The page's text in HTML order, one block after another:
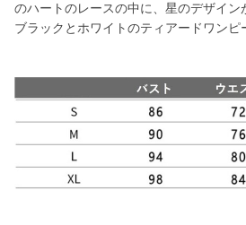
のハートのレースの中に、星のデザイン
ブラックとホワイトのティアードワンピ